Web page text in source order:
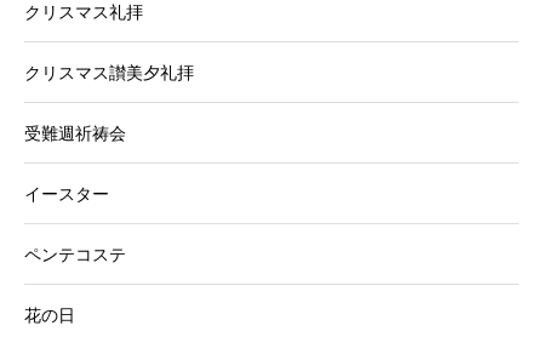
クリスマス礼拝
クリスマス讃美夕礼拝
受難週祈祷会
イースター
ペンテコステ
花の日